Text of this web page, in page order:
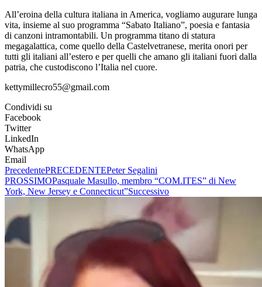
All’eroina della cultura italiana in America, vogliamo augurare lunga
vita, insieme al suo programma “Sabato Italiano”, poesia e fantasia
di canzoni intramontabili. Un programma titano di statura
megagalattica, come quello della Castelvetranese, merita onori per
tutti gli italiani all’estero e per quelli che amano gli italiani fuori dalla
patria, che custodiscono l’Italia nel cuore.
kettymillecro55@gmail.com
Condividi su
Facebook
Twitter
LinkedIn
WhatsApp
Email
PrecedentePRECEDENTEPeter Segalini
PROSSIMOPasquale Masullo, membro “COM.ITES” di New
York, New Jersey e Connecticut”Successivo